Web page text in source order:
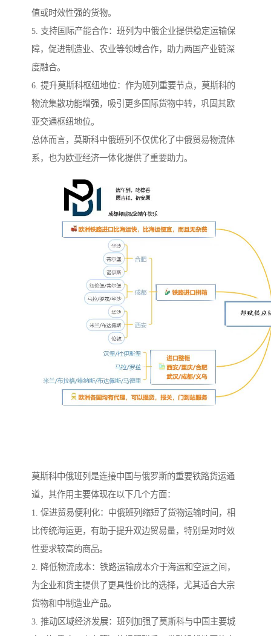
值或时效性强的货物。
5. 支持国际产能合作：班列为中俄企业提供稳定运输保
障，促进制造业、农业等领域合作，助力两国产业链深
度融合。
6. 提升莫斯科枢纽地位：作为班列重要节点，莫斯科的
物流集散功能增强，吸引更多国际货物中转，巩固其欧
亚交通枢纽地位。
总体而言，莫斯科中俄班列不仅优化了中俄贸易物流体
系，也为欧亚经济一体化提供了重要助力。
莫斯科中俄班列是连接中国与俄罗斯的重要铁路货运通
道，其作用主要体现在以下几个方面：
1. 促进贸易便利化：中俄班列缩短了货物运输时间，相
比传统海运更，有助于提升双边贸易量，特别是对时效
性要求较高的商品。
2. 降低物流成本：铁路运输成本介于海运和空运之间，
为企业和货主提供了更具性价比的选择，尤其适合大宗
货物和中制造业产品。
3. 推动区域经济发展：班列加强了莫斯科与中国主要城